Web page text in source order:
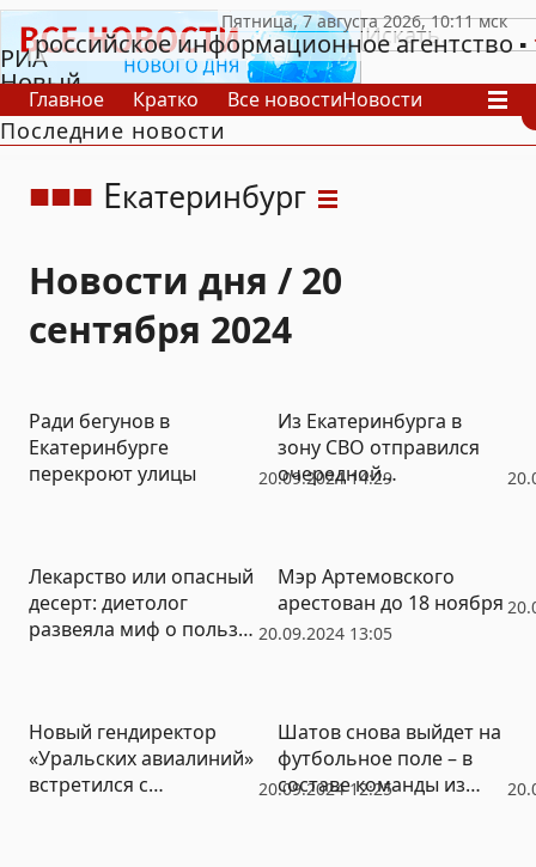
РИА
Новый
День
российское информационное агентство
Главное Кратко Все новостиНовости
В России
В мире
Последние новости
Екатеринбург
Новости дня / 20
сентября 2024
20.09.2024 14:29
Ради бегунов в
Екатеринбурге
перекроют улицы
Из Екатеринбурга в
зону СВО отправился
очередной
20.09.2024 13:05
Лекарство или опасный
десерт: диетолог
развеяла миф о пользе
Мэр Артемовского
арестован до 18 ноября
20.09.2024 12:25
Новый гендиректор
«Уральских авиалиний»
встретился с
Шатов снова выйдет на
футбольное поле – в
составе команды из